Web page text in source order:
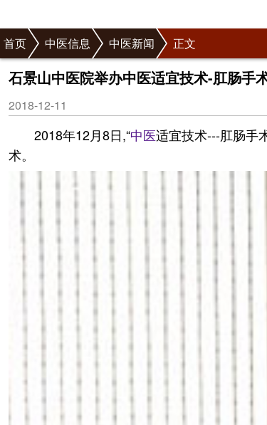
首页 中医信息 中医新闻 正文
石景山中医院举办中医适宜技术-肛肠手
2018-12-11
2018年12月8日,“中医适宜技术---肛肠手
术。